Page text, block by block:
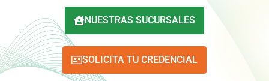
NUESTRAS SUCURSALES
SOLICITA TU CREDENCIAL